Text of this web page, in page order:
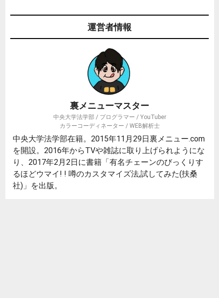
運営者情報
裏メニューマスター
中央大学法学部 / プログラマー / YouTuber
カラーコーディネーター / WEB解析士
中央大学法学部在籍。2015年11月29日裏メニュー.com
を開設。2016年からTVや雑誌に取り上げられようにな
り、2017年2月2日に書籍「有名チェーンのびっくりす
るほどウマイ! ! 噂のカスタマイズ法,試してみた(扶桑
社)」を出版。